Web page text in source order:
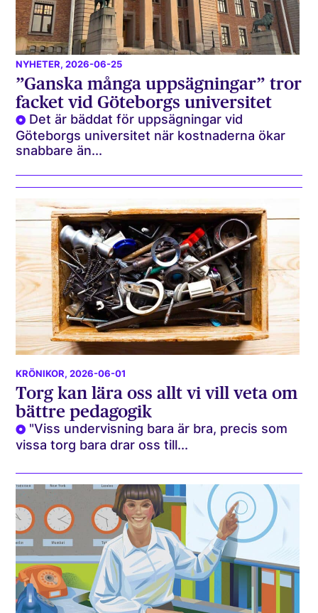
NYHETER, 2026-06-25
”Ganska många uppsägningar” tror
facket vid Göteborgs universitet
Det är bäddat för uppsägningar vid
Göteborgs universitet när kostnaderna ökar
snabbare än...
KRÖNIKOR, 2026-06-01
Torg kan lära oss allt vi vill veta om
bättre pedagogik
"Viss undervisning bara är bra, precis som
vissa torg bara drar oss till...